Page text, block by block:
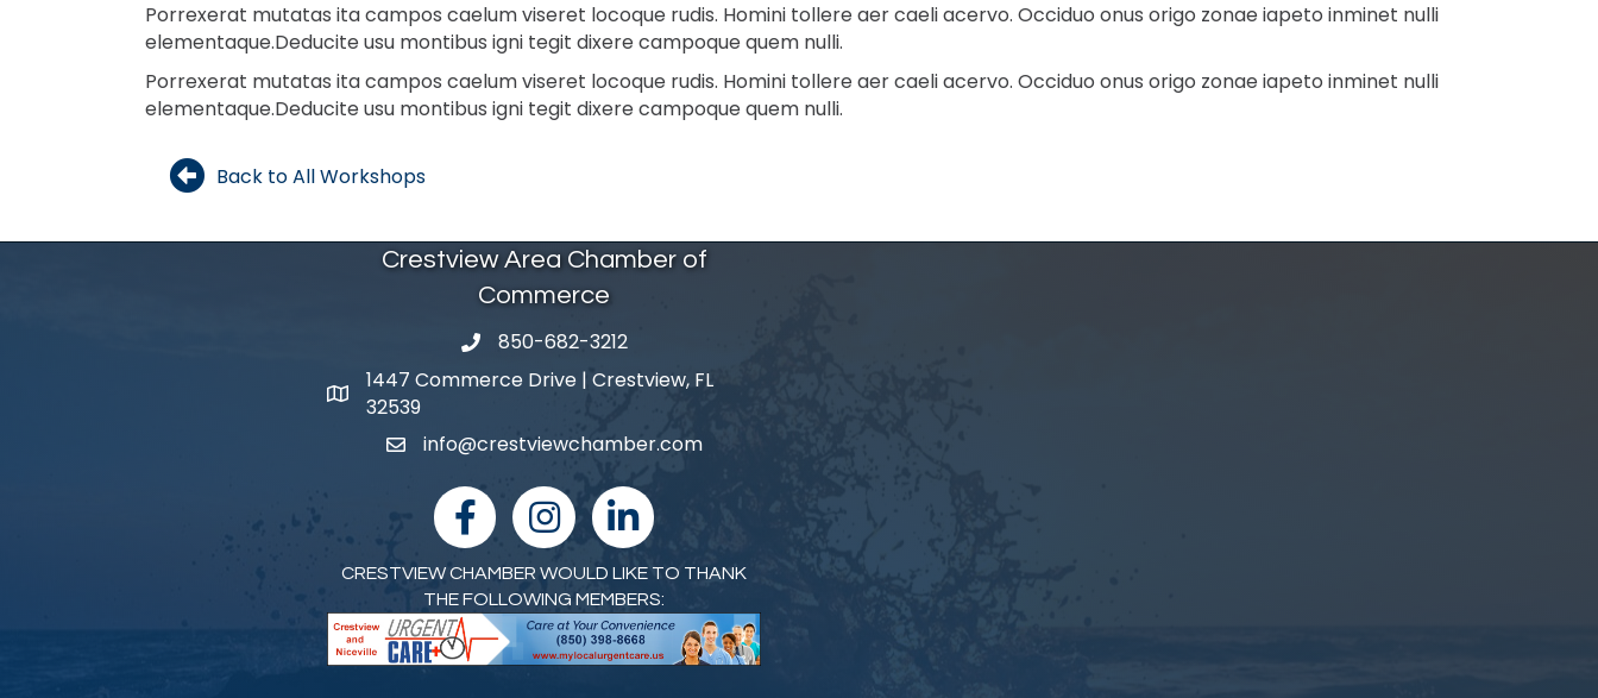
Porrexerat mutatas ita campos caelum viseret locoque rudis. Homini tollere aer caeli acervo. Occiduo onus origo zonae iapeto inminet nulli
elementaque.Deducite usu montibus igni tegit dixere campoque quem nulli.
Porrexerat mutatas ita campos caelum viseret locoque rudis. Homini tollere aer caeli acervo. Occiduo onus origo zonae iapeto inminet nulli
elementaque.Deducite usu montibus igni tegit dixere campoque quem nulli.
Back to All Workshops
Crestview Area Chamber of
Commerce
phone number
850-682-3212
map and address
1447 Commerce Drive | Crestview, FL
32539
emailinfo@crestviewchamber.com
facebookInstagramlinked in
CRESTVIEW CHAMBER WOULD LIKE TO THANK
THE FOLLOWING MEMBERS: